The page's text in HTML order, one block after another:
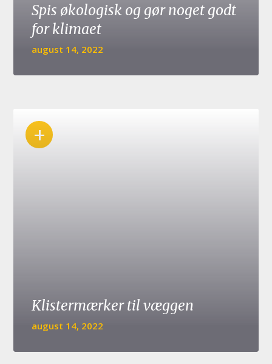
Spis økologisk og gør noget godt
for klimaet
august 14, 2022
Klistermærker til væggen
august 14, 2022
+